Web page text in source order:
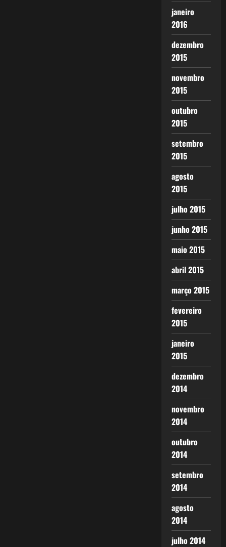
janeiro
2016
dezembro
2015
novembro
2015
outubro
2015
setembro
2015
agosto
2015
julho 2015
junho 2015
maio 2015
abril 2015
março 2015
fevereiro
2015
janeiro
2015
dezembro
2014
novembro
2014
outubro
2014
setembro
2014
agosto
2014
julho 2014